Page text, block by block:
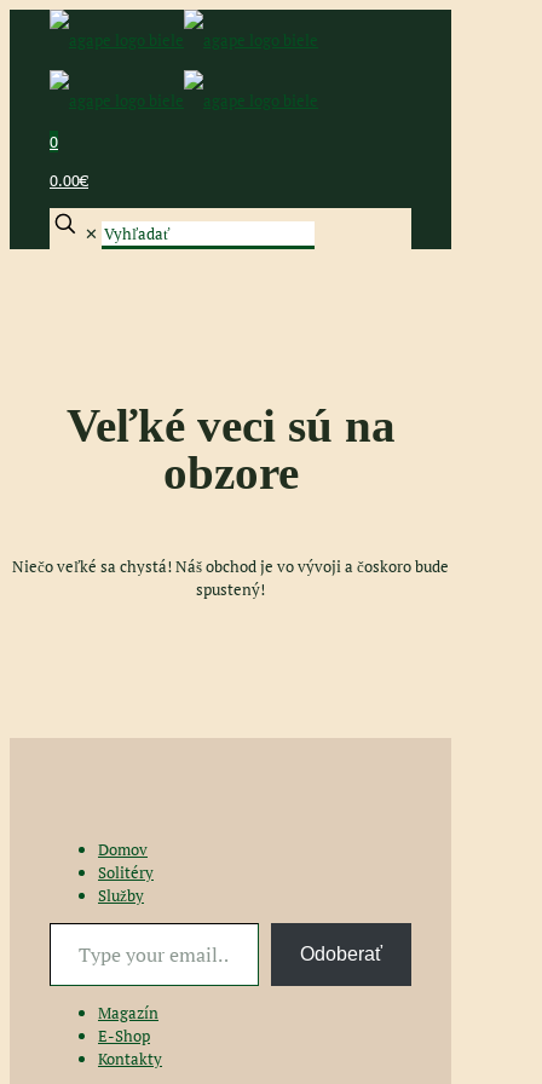
0
0.00€
✕
Veľké veci sú na
obzore
Niečo veľké sa chystá! Náš obchod je vo vývoji a čoskoro bude
spustený!
Domov
Solitéry
Služby
your
Odoberať
Magazín
E-Shop
Kontakty